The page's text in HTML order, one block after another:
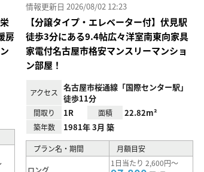
房
情報更新日 2026/08/02 12:23
【分譲タイプ・エレベーター付】伏見駅
徒歩3分にある9.4帖広々洋室南東向家具
家電付名古屋市格安マンスリーマンショ
ン部屋！
アクセス
名古屋市桜通線「国際センター駅」
徒歩11分
間取り 1R 面積 22.82m²
築年数 1981年 3月 築
プラン名・期間 月額目安
ロング
1日当たり 2,600円～